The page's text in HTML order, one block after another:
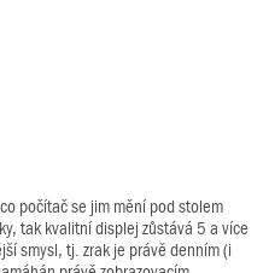
počítač se jim mění pod stolem
tak kvalitní displej zůstává 5 a více
smysl, tj. zrak je právě denním (i